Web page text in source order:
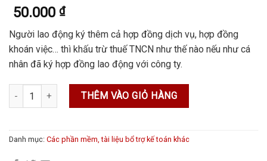
50.000 ₫
Người lao động ký thêm cả hợp đồng dịch vụ, hợp đồng
khoán việc… thì khấu trừ thuế TNCN như thế nào nếu như cá
nhân đã ký hợp đồng lao động với công ty.
Công văn 5108 V/v người lao động ký thêm hợp đồng công việc
THÊM VÀO GIỎ HÀNG
Danh mục: Các phần mềm, tài liệu bổ trợ kế toán khác